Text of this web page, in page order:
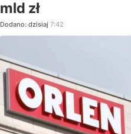
mld zł
Dodano: dzisiaj 7:42